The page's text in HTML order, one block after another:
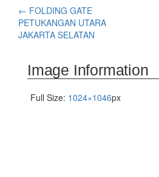
← FOLDING GATE
PETUKANGAN UTARA
JAKARTA SELATAN
Image Information
Full Size: 1024×1046px